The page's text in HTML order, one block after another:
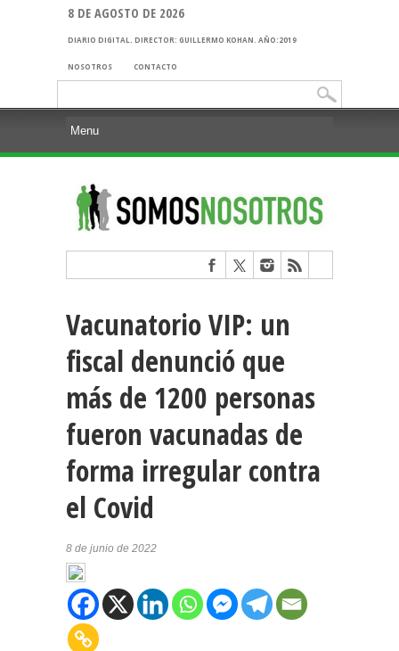
8 DE AGOSTO DE 2026
DIARIO DIGITAL. DIRECTOR: GUILLERMO KOHAN. AÑO:2019
NOSOTROS CONTACTO
Vacunatorio VIP: un
fiscal denunció que
más de 1200 personas
fueron vacunadas de
forma irregular contra
el Covid
8 de junio de 2022